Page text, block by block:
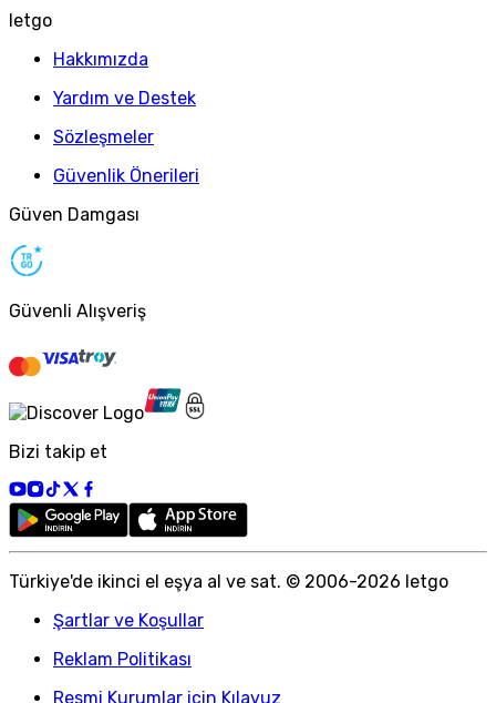
letgo
Hakkımızda
Yardım ve Destek
Sözleşmeler
Güvenlik Önerileri
Güven Damgası
Güvenli Alışveriş
Bizi takip et
Türkiye'de ikinci el eşya al ve sat. © 2006-2026 letgo
Şartlar ve Koşullar
Reklam Politikası
Resmi Kurumlar için Kılavuz